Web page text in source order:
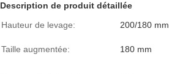
Description de produit détaillée
Hauteur de levage:
200/180 mm
Taille augmentée: 180 mm